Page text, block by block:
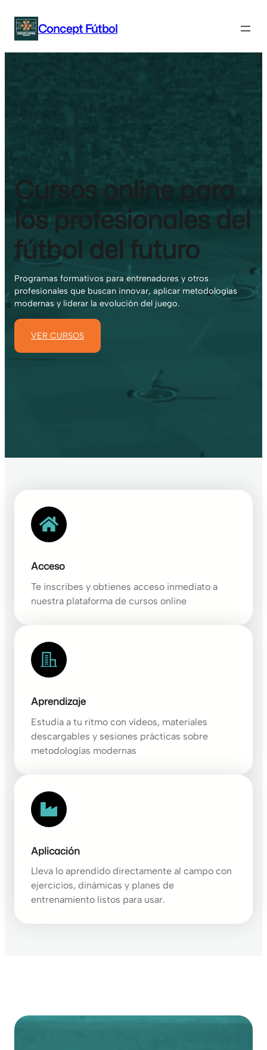
Concept Fútbol
Cursos online para
los profesionales del
fútbol del futuro
Programas formativos para entrenadores y otros
profesionales que buscan innovar, aplicar metodologías
modernas y liderar la evolución del juego.
VER CURSOS
Acceso
Te inscribes y obtienes acceso inmediato a
nuestra plataforma de cursos online
Aprendizaje
Estudia a tu ritmo con vídeos, materiales
descargables y sesiones prácticas sobre
metodologías modernas
Aplicación
Lleva lo aprendido directamente al campo con
ejercicios, dinámicas y planes de
entrenamiento listos para usar.